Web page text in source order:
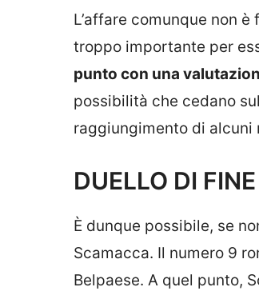
L’affare comunque non
troppo importante per
punto con una
possibilità che cedano
raggiungimento di alcuni
DUELLO DI
È dunque possibile, se
Scamacca. Il numero 9
Belpaese. A quel punto,